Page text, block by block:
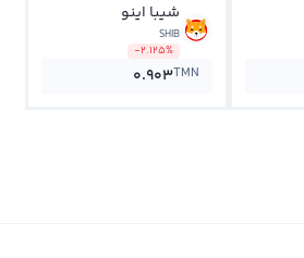
شیبا اینو
SHIB
-2.125%
0.903TMN